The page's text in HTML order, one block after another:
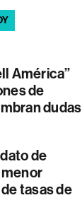
América”
de
dudas
de
menor
tasas de